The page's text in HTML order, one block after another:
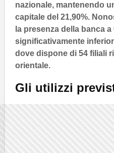
nazionale, mantenendo
capitale del 21,90%.
la presenza della banca a
significativamente
dove dispone di 54 filiali
orientale.
Gli utilizzi